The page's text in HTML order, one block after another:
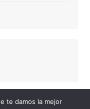
te damos la mejor